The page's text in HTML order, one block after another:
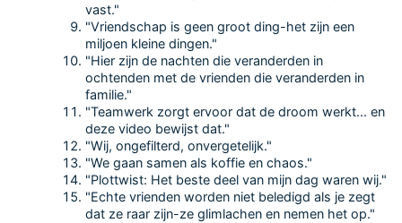
vast."
"Vriendschap is geen groot ding-het zijn een
miljoen kleine dingen."
"Hier zijn de nachten die veranderden in
ochtenden met de vrienden die veranderden in
familie."
"Teamwerk zorgt ervoor dat de droom werkt... en
deze video bewijst dat."
"Wij, ongefilterd, onvergetelijk."
"We gaan samen als koffie en chaos."
"Plottwist: Het beste deel van mijn dag waren wij."
"Echte vrienden worden niet beledigd als je zegt
dat ze raar zijn-ze glimlachen en nemen het op."